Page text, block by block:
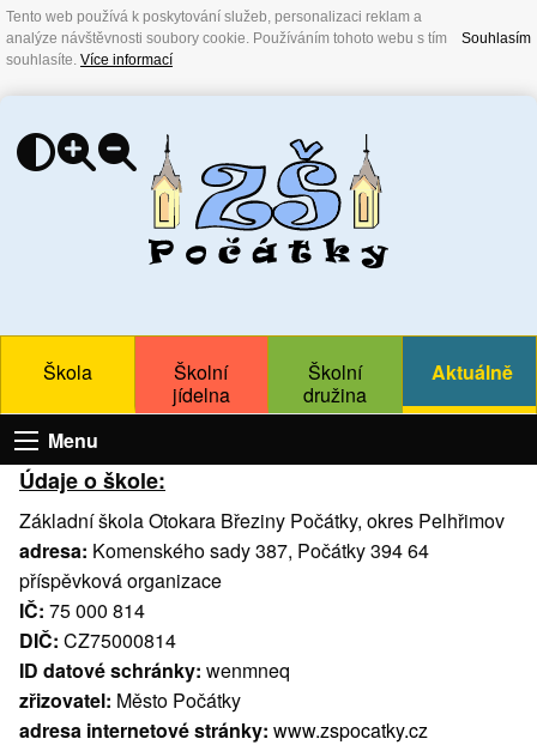
Tento web používá k poskytování služeb, personalizaci reklam a
analýze návštěvnosti soubory cookie. Používáním tohoto webu s tím
souhlasíte. Více informací
Souhlasím
Škola
Školní
jídelna
Školní
družina
Aktuálně
Menu
Údaje o škole:
Základní škola Otokara Březiny Počátky, okres Pelhřimov
adresa: Komenského sady 387, Počátky 394 64
příspěvková organizace
IČ: 75 000 814
DIČ: CZ75000814
ID datové schránky: wenmneq
zřizovatel: Město Počátky
adresa internetové stránky: www.zspocatky.cz